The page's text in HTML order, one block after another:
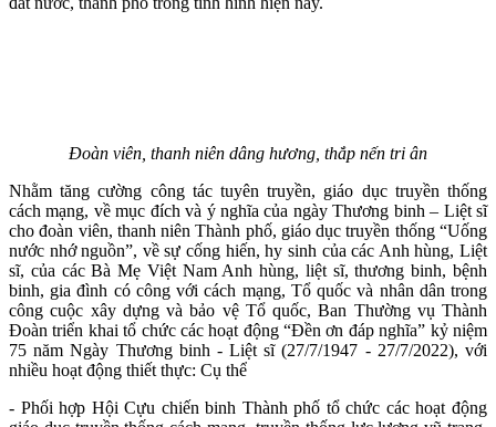
Đoàn viên, thanh niên dâng hương, thắp nến tri ân
Nhằm tăng cường công tác tuyên truyền, giáo dục truyền thống
cách mạng, về mục đích và ý nghĩa của ngày Thương binh – Liệt sĩ
cho đoàn viên, thanh niên Thành phố, giáo dục truyền thống “Uống
nước nhớ nguồn”, về sự cống hiến, hy sinh của các Anh hùng, Liệt
sĩ, của các Bà Mẹ Việt Nam Anh hùng, liệt sĩ, thương binh, bệnh
binh, gia đình có công với cách mạng, Tổ quốc và nhân dân trong
công cuộc xây dựng và bảo vệ Tổ quốc, Ban Thường vụ Thành
Đoàn triển khai tổ chức các hoạt động “Đền ơn đáp nghĩa” kỷ niệm
75 năm Ngày Thương binh - Liệt sĩ (27/7/1947 - 27/7/2022), với
nhiều hoạt động thiết thực: Cụ thể
- Phối hợp Hội Cựu chiến binh Thành phố tổ chức các hoạt động